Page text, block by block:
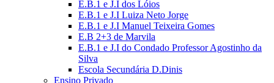
E.B.1 e J.I dos Lóios
E.B.1 e J.I Luiza Neto Jorge
E.B.1 e J.I Manuel Teixeira Gomes
E.B 2+3 de Marvila
E.B.1 e J.I do Condado Professor Agostinho da
Silva
Escola Secundária D.Dinis
Ensino Privado